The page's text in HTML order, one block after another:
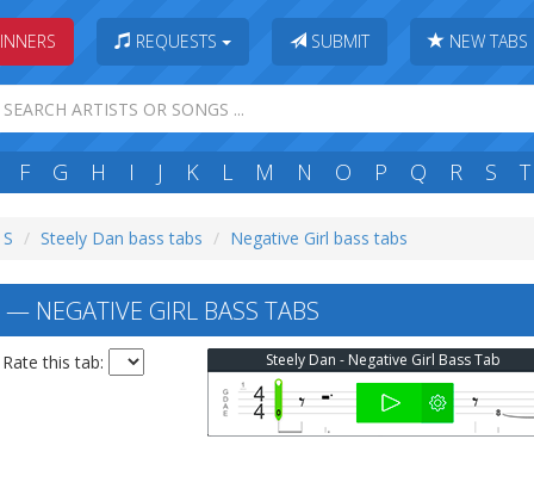
REQUESTS SUBMIT NEW TABS
F G H I J K L M N O P Q R S T
Steely Dan bass tabs Negative Girl bass tabs
— NEGATIVE GIRL BASS TABS
Rate this tab: Steely Dan - Negative Girl Bass Tab